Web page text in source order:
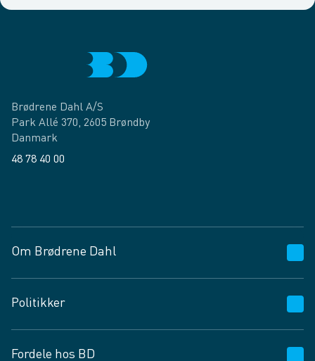
Brødrene Dahl A/S
Park Allé 370, 2605 Brøndby
Danmark
48 78 40 00
Om Brødrene Dahl
Vagttelefon 30 10 89 89
Spørgsmål og svar
Job og karriere
Politikker
Fordele hos BD